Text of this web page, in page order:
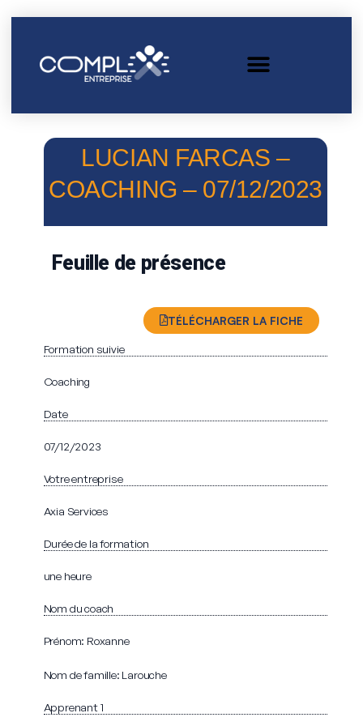
LUCIAN FARCAS –
COACHING – 07/12/2023
Feuille de présence
TÉLÉCHARGER LA FICHE
Formation suivie
Coaching
Date
07/12/2023
Votre entreprise
Axia Services
Durée de la formation
une heure
Nom du coach
Prénom: Roxanne
Nom de famille: Larouche
Apprenant 1